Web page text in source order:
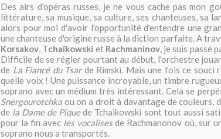
Des airs d'opéras russes, je ne vous cache pas mon
littérature, sa musique, sa culture, ses chanteuses, sa
alors pour moi d'avoir l'opportunité d'entendre une
une chanteuse d'origine russe à la diction parfaite. A
Korsakov, Tchaïkowski et Rachmaninov, je suis passé
Difficile de se régler pourtant au début, l'orchestre
de La Fiancé du Tsarde Rimski. Mais une fois ce souci
quelle voix ! Une puissance incroyable, un timbre
soprano avec un médium très intéressant. Cela se
Snergourotchka ou on a droit à davantage de couleurs,
de la Dame de Piquede Tchaikowski sont tout aussi
pour la fin avec les vocalises de Rachmanonov où, sur
soprano nous a transportés.